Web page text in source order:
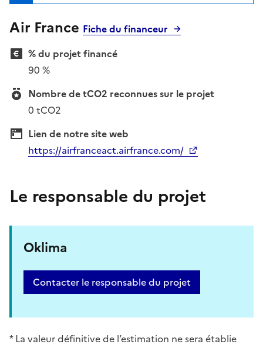
Air France Fiche du financeur
% du projet financé
90 %
Nombre de tCO2 reconnues sur le projet
0 tCO2
Lien de notre site web
https://airfranceact.airfrance.com/
Le responsable du projet
Oklima
Contacter le responsable du projet
* La valeur définitive de l’estimation ne sera établie